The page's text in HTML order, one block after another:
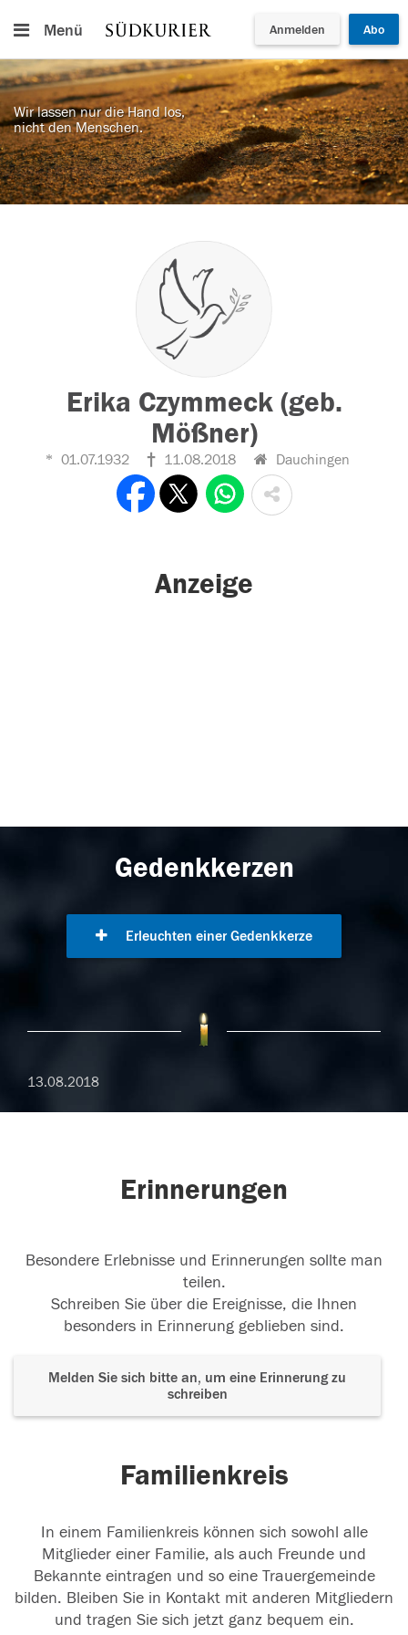
Menü Anmelden Abo
Wir lassen nur die Hand los,
nicht den Menschen.
Erika Czymmeck (geb.
Mößner)
01.07.1932 11.08.2018 Dauchingen
Anzeige
Gedenkkerzen
Erleuchten einer Gedenkkerze
13.08.2018
Erinnerungen
Besondere Erlebnisse und Erinnerungen sollte man
teilen.
Schreiben Sie über die Ereignisse, die Ihnen
besonders in Erinnerung geblieben sind.
Melden Sie sich bitte an, um eine Erinnerung zu
schreiben
Familienkreis
In einem Familienkreis können sich sowohl alle
Mitglieder einer Familie, als auch Freunde und
Bekannte eintragen und so eine Trauergemeinde
bilden. Bleiben Sie in Kontakt mit anderen Mitgliedern
und tragen Sie sich jetzt ganz bequem ein.